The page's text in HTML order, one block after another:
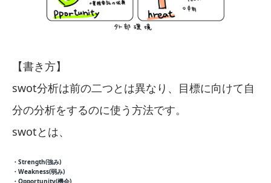
【書き方】
swot分析は前の二つとは異なり、目標に向けて自
分の分析をするのに使う方法です。
swotとは、
・Strength(強み)
・Weakness(弱み)
・Opportunity(機会)